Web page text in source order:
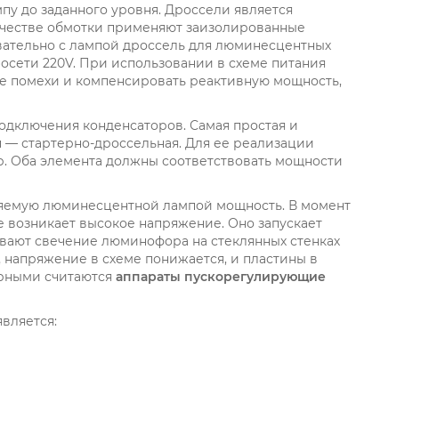
до заданного уровня. Дроссели является
обмотки применяют заизолированные
с лампой дроссель для люминесцентных
220V. При использовании в схеме питания
помехи и компенсировать реактивную мощность,
конденсаторов. Самая простая и
стартерно-дроссельная. Для ее реализации
Оба элемента должны соответствовать мощности
люминесцентной лампой мощность. В момент
высокое напряжение. Оно запускает
свечение люминофора на стеклянных стенках
в схеме понижается, и пластины в
считаются аппараты пускорегулирующие